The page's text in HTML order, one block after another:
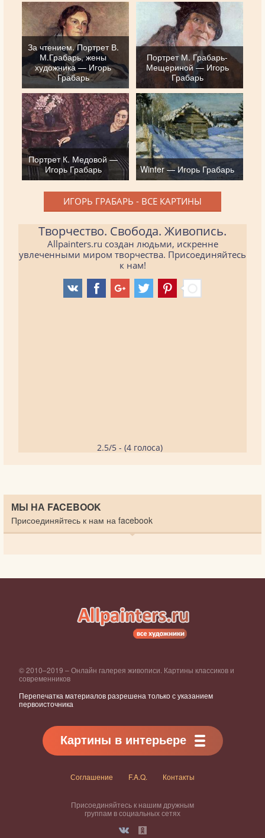
За чтением. Портрет В.
М.Грабарь, жены
художника — Игорь
Грабарь
Портрет М. Грабарь-
Мещериной — Игорь
Грабарь
Портрет К. Медовой —
Игорь Грабарь
Winter — Игорь Грабарь
ИГОРЬ ГРАБАРЬ - ВСЕ КАРТИНЫ
Творчество. Свобода. Живопись.
Allpainters.ru создан людьми, искренне
увлеченными миром творчества. Присоединяйтесь
к нам!
2.5/5 - (4 голоса)
МЫ НА FACEBOOK
Присоединяйтесь к нам на facebook
© 2010–2019 – Онлайн галерея живописи. Картины классиков и
современников
Перепечатка материалов разрешена только с указанием
первоисточника
Картины в интерьере
Соглашение F.A.Q. Контакты
Присоединяйтесь к нашим дружным
группам в социальных сетях